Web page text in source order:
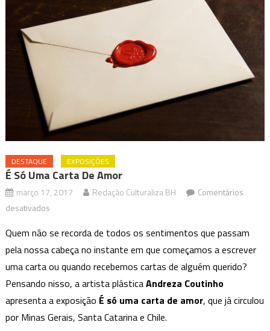
DESTAQUE EXPOSIÇÕES
É Só Uma Carta De Amor
março 17, 2017 Redação Culturaliza BH
Comentários
desativadosem
só
uma
carta
de
amor
Quem não se recorda de todos os sentimentos que passam
pela nossa cabeça no instante em que começamos a escrever
uma carta ou quando recebemos cartas de alguém querido?
Pensando nisso, a artista plásticaAndreza Coutinho
apresenta a exposição É só uma carta de amor, que já circulou
por Minas Gerais, Santa Catarina e Chile.